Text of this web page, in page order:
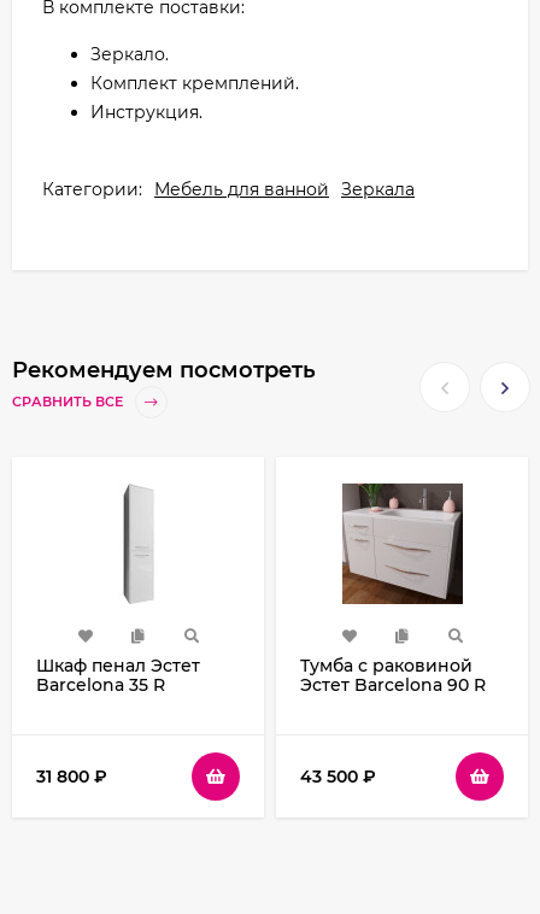
В комплекте поставки:
Зеркало.
Комплект кремплений.
Инструкция.
Категории: Мебель для ванной Зеркала
Рекомендуем посмотреть
СРАВНИТЬ ВСЕ
Шкаф пенал Эстет
Barcelona 35 R
31 800 ₽
Тумба с раковиной
Эстет Barcelona 90 R
43 500 ₽